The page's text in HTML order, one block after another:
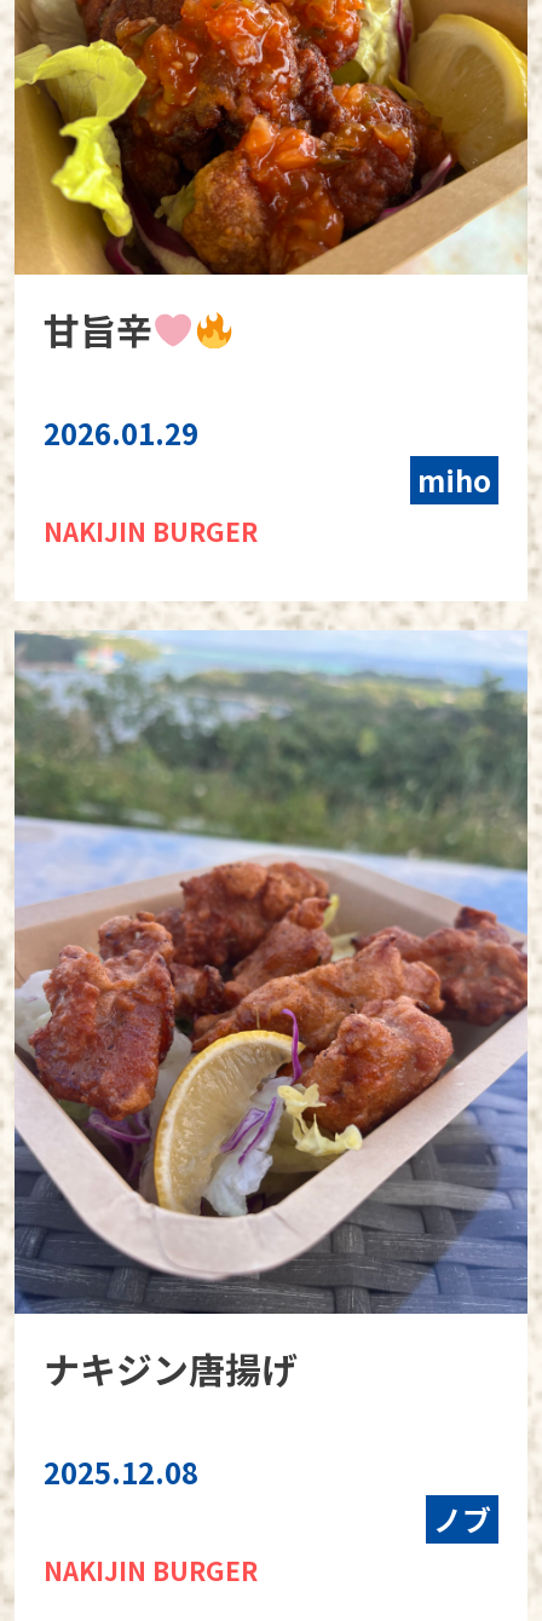
甘旨辛
2026.01.29
miho
NAKIJIN BURGER
ナキジン唐揚げ
2025.12.08
ノブ
NAKIJIN BURGER